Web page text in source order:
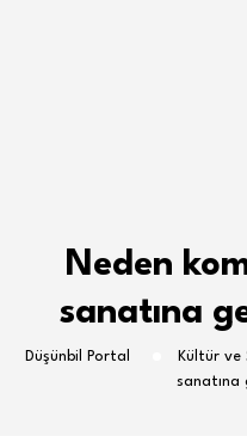
Neden
sanatına
Düşünbil Portal Kültür ve
sanatına